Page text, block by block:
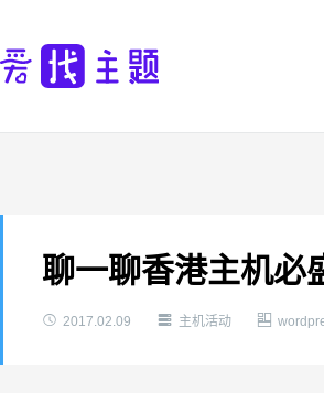
聊一聊香港主机必
 2017.02.09  主机活动 